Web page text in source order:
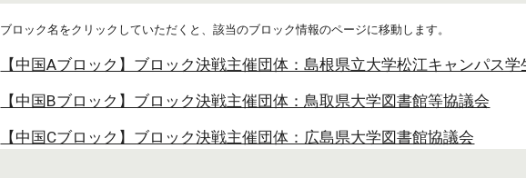
ブロック名をクリックしていただくと、該当のブロック情報のページに移動します。
【中国Aブロック】ブロック決戦主催団体：島根県立大学松江キャンパス
【中国Bブロック】ブロック決戦主催団体：鳥取県大学図書館等協議会
【中国Cブロック】ブロック決戦主催団体：広島県大学図書館協議会